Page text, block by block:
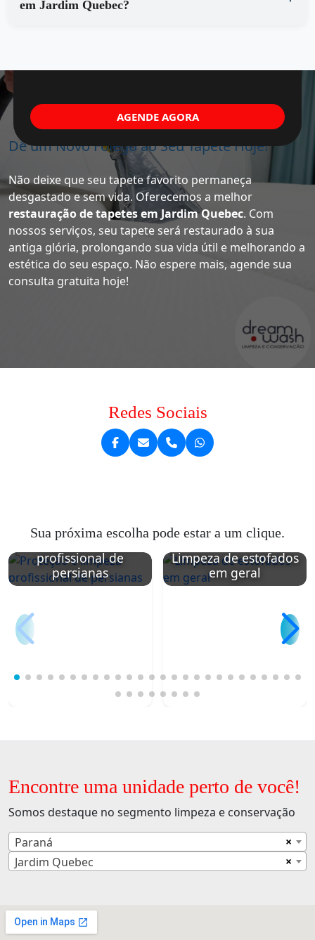
em Jardim Quebec?
Dê um Novo Fôlego ao Seu Tapete Hoje!
Não deixe que seu tapete favorito permaneça
desgastado e sem vida. Oferecemos a melhor
restauração de tapetes em Jardim Quebec. Com
nossos serviços, seu tapete será restaurado à sua
antiga glória, prolongando sua vida útil e melhorando a
estética do seu espaço. Não espere mais, agende sua
consulta gratuita hoje!
AGENDE AGORA
Redes Sociais
Sua próxima escolha pode estar a um clique.
Proteção e limpeza
profissional de
persianas
Limpeza de estofados
em geral
Encontre uma unidade perto de você!
Somos destaque no segmento limpeza e conservação
×
Paraná
×
Jardim Quebec